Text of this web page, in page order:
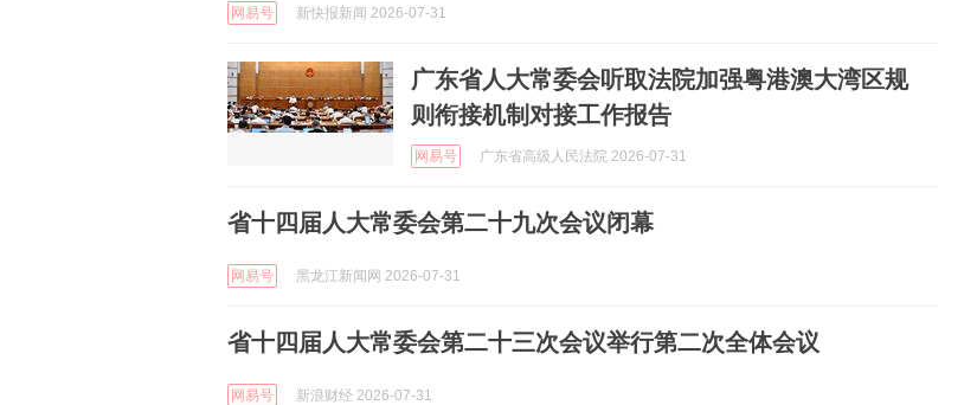
网易号 新快报新闻 2026-07-31
广东省人大常委会听取法院加强粤港澳大湾区规
则衔接机制对接工作报告
网易号 广东省高级人民法院 2026-07-31
省十四届人大常委会第二十九次会议闭幕
网易号 黑龙江新闻网 2026-07-31
省十四届人大常委会第二十三次会议举行第二次全体会议
网易号 新浪财经 2026-07-31